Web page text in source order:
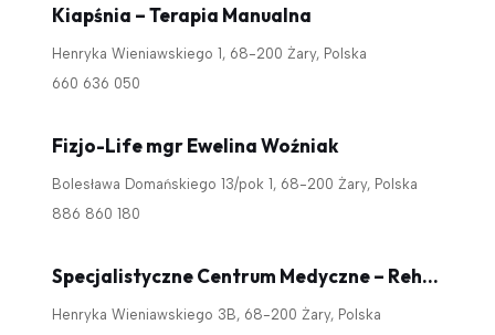
Kiapśnia – Terapia Manualna
Henryka Wieniawskiego 1, 68-200 Żary, Polska
660 636 050
Fizjo-Life mgr Ewelina Woźniak
Bolesława Domańskiego 13/pok 1, 68-200 Żary, Polska
886 860 180
Specjalistyczne Centrum Medyczne – Rehabilitacja
Henryka Wieniawskiego 3B, 68-200 Żary, Polska